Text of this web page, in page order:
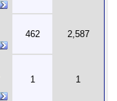
462 2,587
1 1